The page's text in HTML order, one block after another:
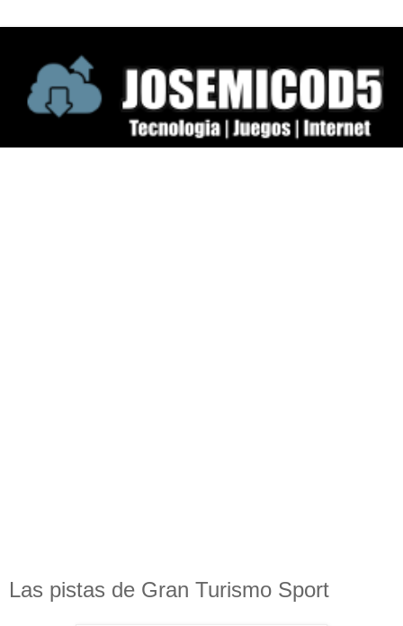
Las pistas de Gran Turismo Sport